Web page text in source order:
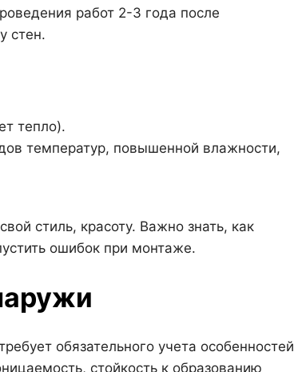
работ 2-3 года после
стен.
тепло).
температур, повышенной влажности,
стиль, красоту. Важно знать, как
ошибок при монтаже.
обязательного учета особенностей
стойкость к образованию